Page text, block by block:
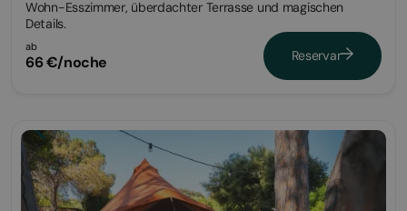
Wohn-Esszimmer, überdachter Terrasse und magischen
Details.
ab
66 €/noche Reservar
Glamping